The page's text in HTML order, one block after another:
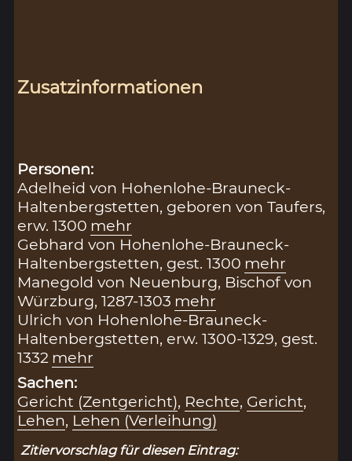
Zusatzinformationen
Personen:
Adelheid von Hohenlohe-Brauneck-
Haltenbergstetten, geboren von Taufers,
erw. 1300 mehr
Gebhard von Hohenlohe-Brauneck-
Haltenbergstetten, gest. 1300 mehr
Manegold von Neuenburg, Bischof von
Würzburg, 1287-1303 mehr
Ulrich von Hohenlohe-Brauneck-
Haltenbergstetten, erw. 1300-1329, gest.
1332 mehr
Sachen:
Gericht (Zentgericht), Rechte, Gericht,
Lehen, Lehen (Verleihung)
Zitiervorschlag für diesen Eintrag: